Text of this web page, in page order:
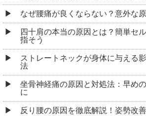
なぜ腰痛が良くならない？意外な
四十肩の本当の原因とは？簡単セ
指そう
ストレートネックが身体に与える
法
坐骨神経痛の原因と対処法：早め
に
反り腰の原因を徹底解説！姿勢改